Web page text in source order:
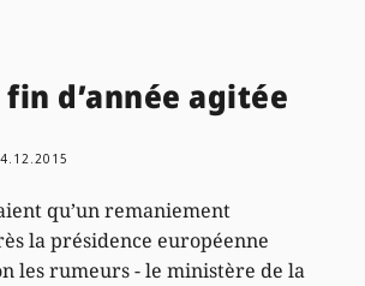
d’année agitée
qu’un remaniement
la présidence européenne
les rumeurs - le ministère de la